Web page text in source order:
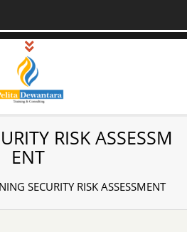
Pelatihan
Sertifikasi –
Training
Indonesia
Sertifikasi di Indonesia
RISK ASSESSM
ENT
SECURITY RISK ASSESSMENT